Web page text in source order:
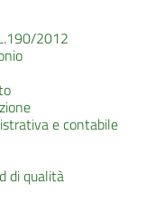
2012
e contabile
di qualità